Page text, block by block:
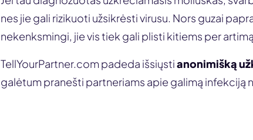
nes jie gali rizikuoti užsikrėsti virusu. Nors guzai
nekenksmingi, jie vis tiek gali plisti kitiems per
TellYourPartner.com padeda išsiųstianonimišką
galėtum pranešti partneriams apie galimą infekciją